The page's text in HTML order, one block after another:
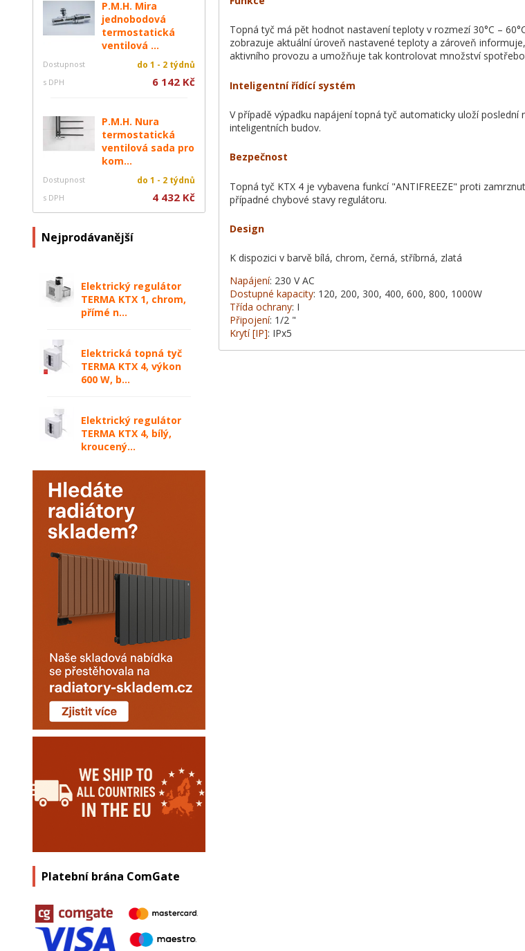
P.M.H. Mira
jednobodová
termostatická
ventilová ...
Dostupnost do 1 - 2 týdnů
s DPH 6 142 Kč
P.M.H. Nura
termostatická
ventilová sada pro
kom...
Dostupnost do 1 - 2 týdnů
s DPH 4 432 Kč
Nejprodávanější
Elektrický regulátor
TERMA KTX 1, chrom,
přímé n...
Elektrická topná tyč
TERMA KTX 4, výkon
600 W, b...
Elektrický regulátor
TERMA KTX 4, bílý,
kroucený...
Platební brána ComGate
Topná tyč má pět hodnot nastavení teploty v rozmezí 30°C –
zobrazuje aktuální úroveň nastavené teploty a zároveň
aktivního provozu a umožňuje tak kontrolovat množství
Inteligentní řídící systém
V případě výpadku napájení topná tyč automaticky uloží
inteligentních budov.
Bezpečnost
Topná tyč KTX 4 je vybavena funkcí "ANTIFREEZE" proti
případné chybové stavy regulátoru.
Design
K dispozici v barvě bílá, chrom, černá, stříbrná, zlatá
Napájení: 230 V AC
Dostupné kapacity: 120, 200, 300, 400, 600, 800, 1000W
Třída ochrany: I
Připojení: 1/2 "
Krytí [IP]: IPx5